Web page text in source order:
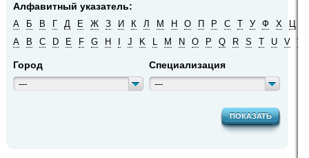
Алфавитный указатель:
А Б В Г Д Е Ж З И К Л М Н О П Р С Т У Ф Х Ц
A
B C D E F G H J K L M N O P Q R S T U V W
Город
---
Специализация
---
ПОКАЗАТЬ